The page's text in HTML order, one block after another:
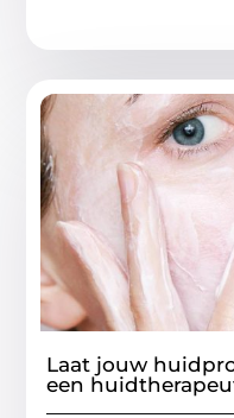
Laat jouw
een